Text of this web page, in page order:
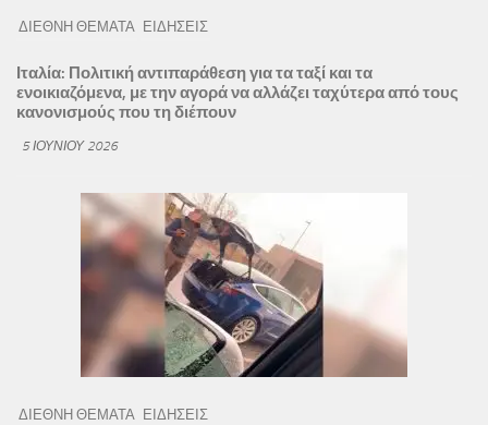
ΔΙΕΘΝΗ ΘΕΜΑΤΑ ΕΙΔΗΣΕΙΣ
Ιταλία: Πολιτική αντιπαράθεση για τα ταξί και τα
ενοικιαζόμενα, με την αγορά να αλλάζει ταχύτερα από τους
κανονισμούς που τη διέπουν
5 ΙΟΥΝΊΟΥ 2026
ΔΙΕΘΝΗ ΘΕΜΑΤΑ ΕΙΔΗΣΕΙΣ